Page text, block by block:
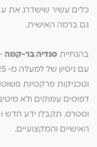
כלים עשיר שישדרג את
גם ברמה האישית.
בהנחיית סנדיה בר-קמה
וטכניקות פרקטיות
דפוסים עמוקים ולא
וסטרס. תקבלו ידע חדש
האישיים והמקצועיים.